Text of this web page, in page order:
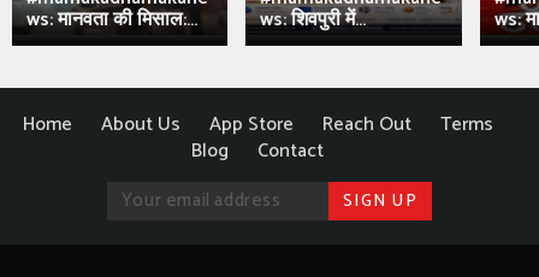
ws: मानवता की मिसाल:... ws: शिवपुरी में... ws:
Home About Us App Store Reach Out
Terms
Blog
Contact